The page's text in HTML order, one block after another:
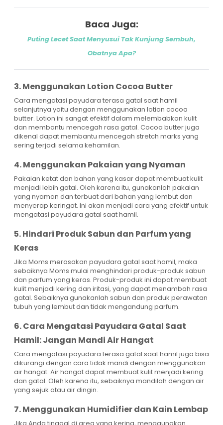
Baca Juga:
Puting Lecet Saat Menyusui Tak Kunjung Sembuh,
Obatnya Apa?
3. Menggunakan Lotion Cocoa Butter
Cara mengatasi payudara terasa gatal saat hamil
selanjutnya yaitu dengan menggunakan lotion cocoa
butter. Lotion ini sangat efektif dalam melembabkan kulit
dan membantu mencegah rasa gatal. Cocoa butter juga
dikenal dapat membantu mencegah stretch marks yang
sering terjadi selama kehamilan.
4. Menggunakan Pakaian yang Nyaman
Pakaian ketat dan bahan yang kasar dapat membuat kulit
menjadi lebih gatal. Oleh karena itu, gunakanlah pakaian
yang nyaman dan terbuat dari bahan yang lembut dan
menyerap keringat. Ini akan menjadi cara yang efektif untuk
mengatasi payudara gatal saat hamil.
5. Hindari Produk Sabun dan Parfum yang
Keras
Jika Moms merasakan payudara gatal saat hamil, maka
sebaiknya Moms mulai menghindari produk-produk sabun
dan parfum yang keras. Produk-produk ini dapat membuat
kulit menjadi kering dan iritasi, yang dapat menambah rasa
gatal. Sebaiknya gunakanlah sabun dan produk perawatan
tubuh yang lembut dan tidak mengandung parfum.
6. Cara Mengatasi Payudara Gatal Saat
Hamil: Jangan Mandi Air Hangat
Cara mengatasi payudara terasa gatal saat hamil juga bisa
dikurangi dengan cara tidak mandi dengan menggunakan
air hangat. Air hangat dapat membuat kulit menjadi kering
dan gatal. Oleh karena itu, sebaiknya mandilah dengan air
yang sejuk atau air dingin.
7. Menggunakan Humidifier dan Kain Lembap